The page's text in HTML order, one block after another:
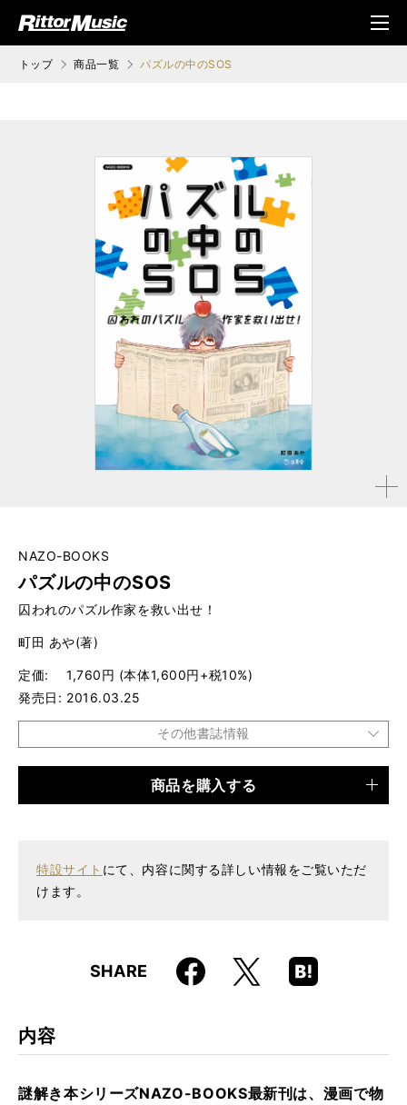
ジック (Rittor Musi
メニ
ュ
トップ 商品一覧 パズルの中のSOS
拡大す
NAZO-BOOKS
パズルの中のSOS
囚われのパズル作家を救い出せ！
町田 あや(著)
定価
1,760円 (本体1,600円+税10%)
発売日
2016.03.25
その他書誌情報
商品を購入する
特設サイト にて、内容に関する詳しい情報をご覧いただ
けます。
SHARE Faceboo
k
X
Hatena
Boo
内容
謎解き本シリーズNAZO-BOOKS最新刊は、漫画で物